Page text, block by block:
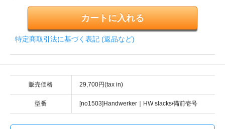
特定商取引法に基づく表記 (返品など)
販売価格 29,700円(tax in)
型番 [no1503]Handwerker｜HW slacks/備前壱号